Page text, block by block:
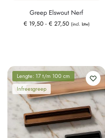
Greep Elswout Nerf
€19,50 - €27,50 (incl. btw)
Lengte: 17 t/m 100 cm
Infreesgreep